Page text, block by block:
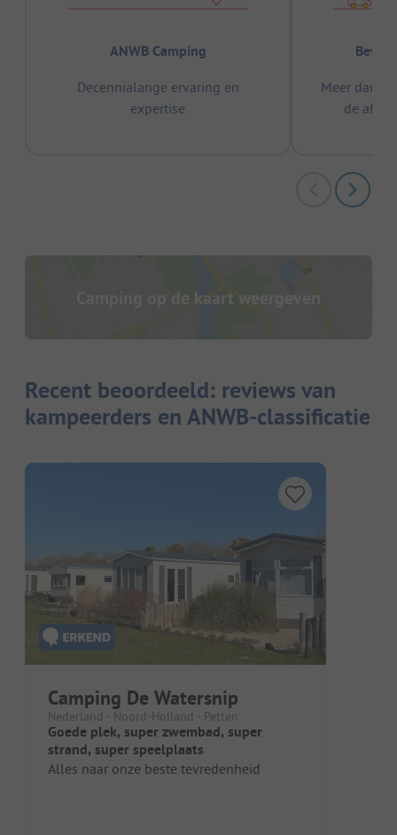
ANWB Camping
Decennialange ervaring en
expertise
Meer dan
de
Camping op de kaart weergeven
Recent beoordeeld: reviews van
kampeerders en ANWB-classificatie
Camping De Watersnip
Nederland - Noord-Holland - Petten
Goede plek, super zwembad, super
strand, super speelplaats
Alles naar onze beste tevredenheid